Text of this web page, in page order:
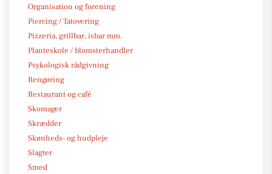
Organisation og forening
Piercing / Tatovering
Pizzeria, grillbar, isbar mm.
Planteskole / blomsterhandler
Psykologisk rådgivning
Rengøring
Restaurant og café
Skomager
Skrædder
Skønheds- og hudpleje
Slagter
Smed